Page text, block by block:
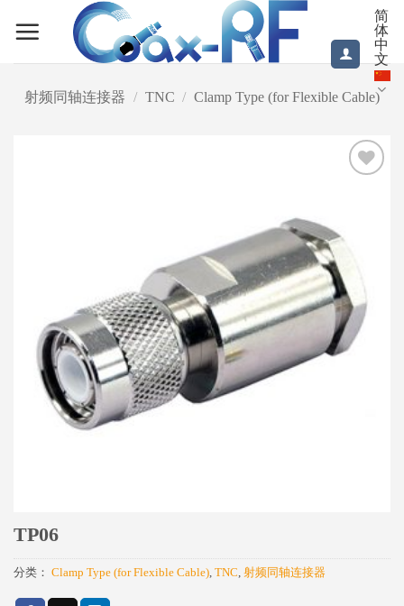
简
体
中
文
射频同轴连接器 / TNC / Clamp Type (for Flexible Cable)
TP06
分类： Clamp Type (for Flexible Cable), TNC, 射频同轴连接器